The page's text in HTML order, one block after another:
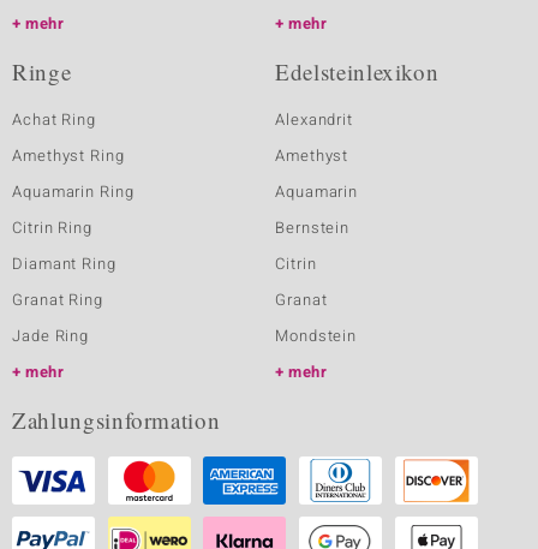
mehr
mehr
Ringe
Achat Ring
Amethyst Ring
Aquamarin Ring
Citrin Ring
Diamant Ring
Granat Ring
Jade Ring
mehr
Edelsteinlexikon
Alexandrit
Amethyst
Aquamarin
Bernstein
Citrin
Granat
Mondstein
mehr
Zahlungsinformation